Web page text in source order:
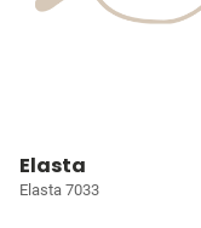
Elasta
Elasta 7033